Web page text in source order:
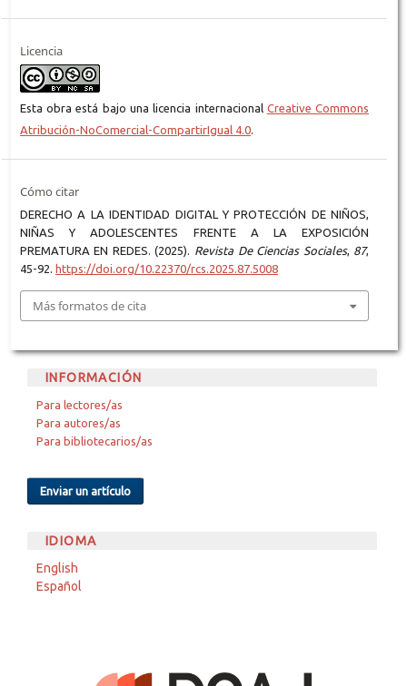
Licencia
Esta obra está bajo una licencia internacional Creative Commons
Atribución-NoComercial-CompartirIgual 4.0.
Cómo citar
DERECHO A LA IDENTIDAD DIGITAL Y PROTECCIÓN DE NIÑOS,
NIÑAS Y ADOLESCENTES FRENTE A LA EXPOSICIÓN
PREMATURA EN REDES. (2025). Revista De Ciencias Sociales, 87,
45-92. https://doi.org/10.22370/rcs.2025.87.5008
Más formatos de cita
INFORMACIÓN
Para lectores/as
Para autores/as
Para bibliotecarios/as
Enviar un artículo
IDIOMA
English
Español